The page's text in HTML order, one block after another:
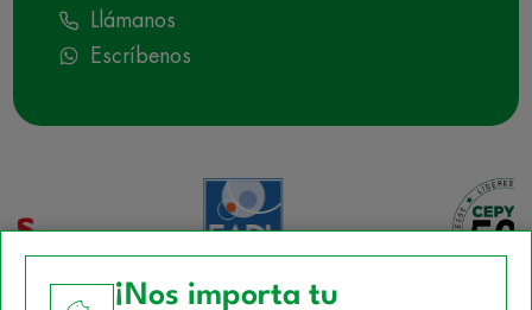
Llámanos
Escríbenos
¡Nos importa tu